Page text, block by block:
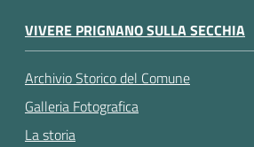
VIVERE PRIGNANO SULLA SECCHIA
Archivio Storico del Comune
Galleria Fotografica
La storia